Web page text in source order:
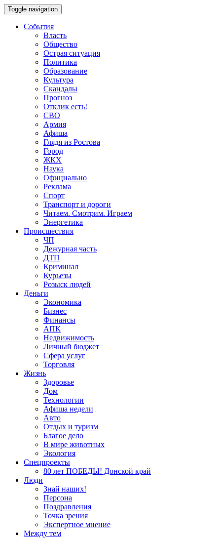
Toggle navigation
События
Власть
Общество
Острая ситуация
Политика
Образование
Культура
Скандалы
Прогноз
Отклик есть!
СВО
Армия
Афиша
Глядя из Ростова
Город
ЖКХ
Наука
Официально
Реклама
Спорт
Транспорт и дороги
Читаем. Смотрим. Играем
Энергетика
Происшествия
ЧП
Дежурная часть
ДТП
Криминал
Курьезы
Розыск людей
Деньги
Экономика
Бизнес
Финансы
АПК
Недвижимость
Личный бюджет
Сфера услуг
Торговля
Жизнь
Здоровье
Дом
Технологии
Афиша недели
Авто
Отдых и туризм
Благое дело
В мире животных
Экология
Спецпроекты
80 лет ПОБЕДЫ! Донской край
Люди
Знай наших!
Персона
Поздравления
Точка зрения
Экспертное мнение
Между тем